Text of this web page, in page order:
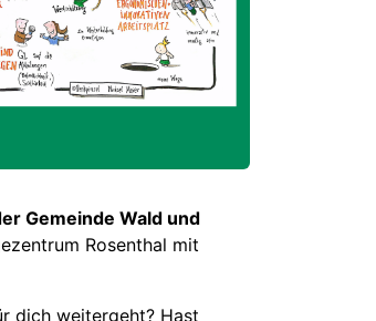
Gemeinde Wald und
Rosenthal mit
dich weitergeht? Hast